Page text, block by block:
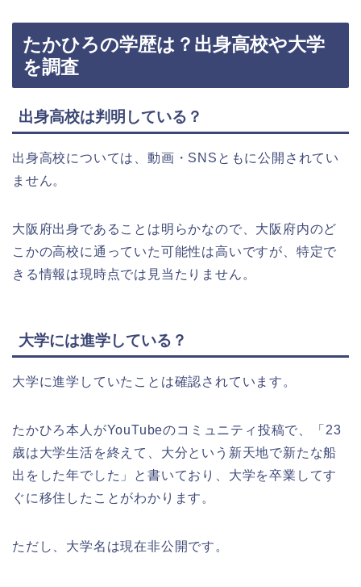
たかひろの学歴は？出身高校や大学
を調査
出身高校は判明している？
出身高校については、動画・SNSともに公開されてい
ません。
大阪府出身であることは明らかなので、大阪府内のど
こかの高校に通っていた可能性は高いですが、特定で
きる情報は現時点では見当たりません。
大学には進学している？
大学に進学していたことは確認されています。
たかひろ本人がYouTubeのコミュニティ投稿で、「23
歳は大学生活を終えて、大分という新天地で新たな船
出をした年でした」と書いており、大学を卒業してす
ぐに移住したことがわかります。
ただし、大学名は現在非公開です。